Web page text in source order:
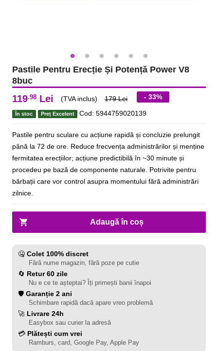
Pastile Pentru Erecție Și Potență Power V8
8buc
119.98 Lei (TVA inclus) 179 Lei - 33%
În stoc Preț Excelent Cod: 5944759020139
Pastile pentru sculare cu acțiune rapidă și concluzie prelungit
până la 72 de ore. Reduce frecvența administrărilor și menține
fermitatea erecțiilor; acțiune predictibilă în ~30 minute și
procedeu pe bază de componente naturale. Potrivite pentru
bărbații care vor control asupra momentului fără administrări
zilnice.
Adaugă în coș
🤐 Colet 100% discret
Fără nume magazin, fără poze pe cutie
🔄 Retur 60 zile
Nu e ce te așteptai? Îți primești banii înapoi
🛡️ Garanție 2 ani
Schimbare rapidă dacă apare vreo problemă
🚀 Livrare 24h
Easybox sau curier la adresă
💳 Plătești cum vrei
Ramburs, card, Google Pay, Apple Pay